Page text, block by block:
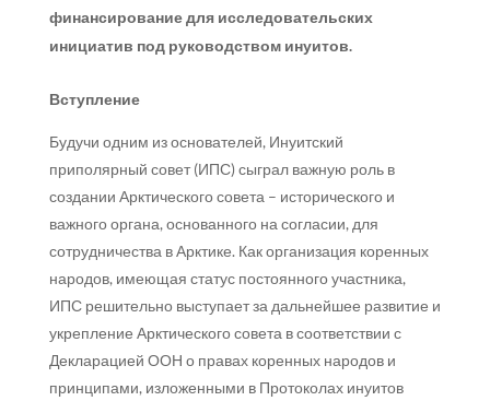
финансирование для исследовательских
инициатив под руководством инуитов.
Вступление
Будучи одним из основателей, Инуитский
приполярный совет (ИПС) сыграл важную роль в
создании Арктического совета – исторического и
важного органа, основанного на согласии, для
сотрудничества в Арктике. Как организация коренных
народов, имеющая статус постоянного участника,
ИПС решительно выступает за дальнейшее развитие и
укрепление Арктического совета в соответствии с
Декларацией ООН о правах коренных народов и
принципами, изложенными в Протоколах инуитов